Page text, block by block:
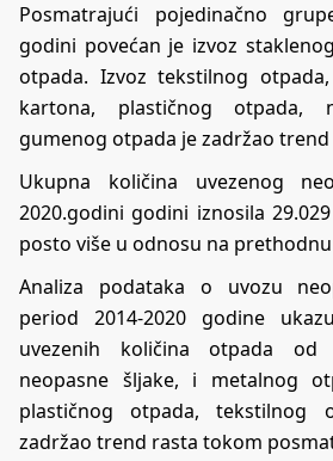
Posmatrajući pojedinačno
godini povećan je izvoz
otpada. Izvoz tekstilnog
kartona, plastičnog otpada,
gumenog otpada je zadržao
Ukupna količina uvezenog
2020.godini godini iznosila
posto više u odnosu na
Analiza podataka o uvozu
period 2014-2020 godine
uvezenih količina otpada
neopasne šljake, i metalnog
plastičnog otpada, tekstilnog
zadržao trend rasta tokom